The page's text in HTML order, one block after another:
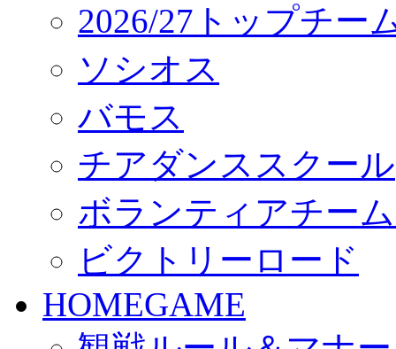
2026/27トップチー
ソシオス
バモス
チアダンススクール
ボランティアチー
ビクトリーロード
HOMEGAME